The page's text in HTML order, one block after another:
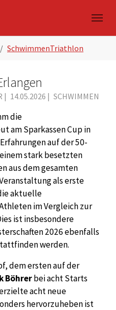
SchwimmenTriathlon
| 14.05.2026 | SCHWIMMEN
die
am Sparkassen Cup in
auf der 50-
stark besetzten
aus dem gesamten
als erste
aktuelle
im Vergleich zur
ist insbesondere
2026 ebenfalls
werden.
dem ersten auf der
Böhrerbei acht Starts
acht neue
hervorzuheben ist